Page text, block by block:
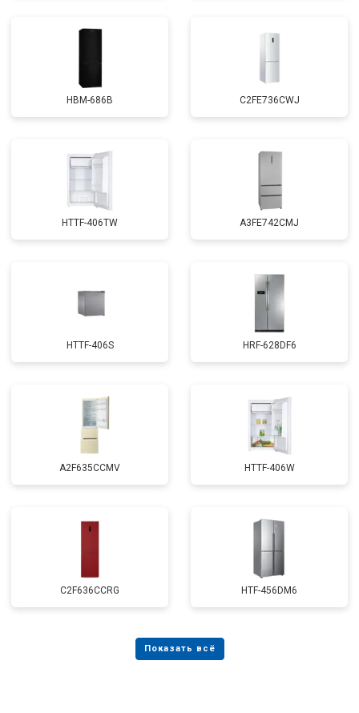
HBM-686B C2FE736CWJ
HTTF-406TW A3FE742CMJ
HTTF-406S HRF-628DF6
A2F635CCMV HTTF-406W
C2F636CCRG HTF-456DM6